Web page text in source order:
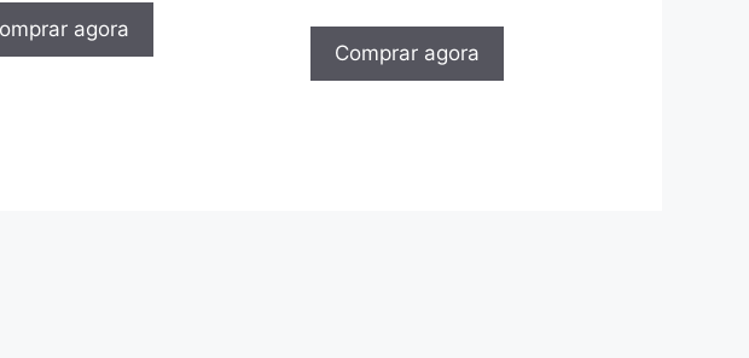
agora
Comprar agora